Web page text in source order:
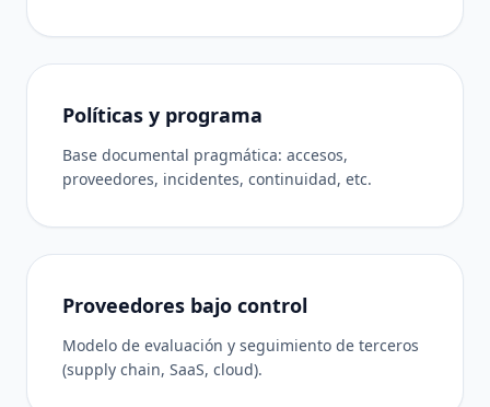
Políticas y programa
Base documental pragmática: accesos,
proveedores, incidentes, continuidad, etc.
Proveedores bajo control
Modelo de evaluación y seguimiento de terceros
(supply chain, SaaS, cloud).